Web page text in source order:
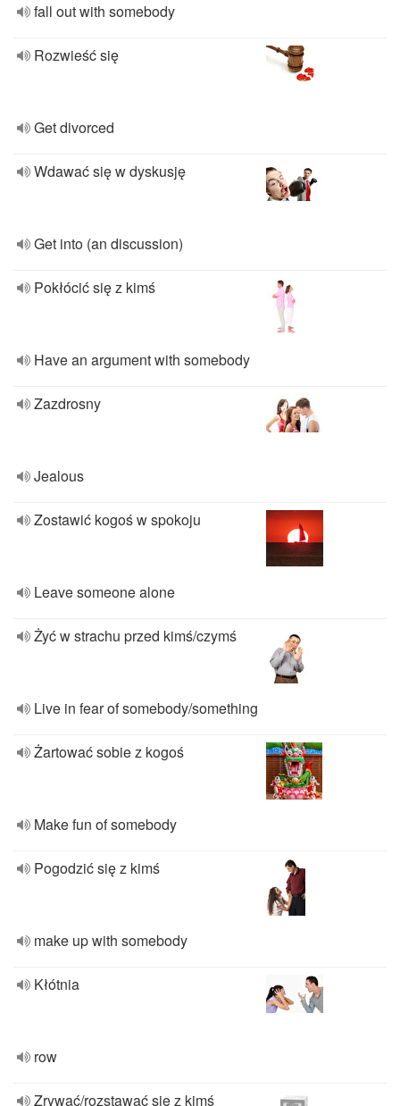
fall out with somebody
Rozwieść się
Get divorced
Wdawać się w dyskusję
Get into (an discussion)
Pokłócić się z kimś
Have an argument with somebody
Zazdrosny
Jealous
Zostawić kogoś w spokoju
Leave someone alone
Żyć w strachu przed kimś/czymś
Live in fear of somebody/something
Żartować sobie z kogoś
Make fun of somebody
Pogodzić się z kimś
make up with somebody
Kłótnia
row
Zrywać/rozstawać się z kimś